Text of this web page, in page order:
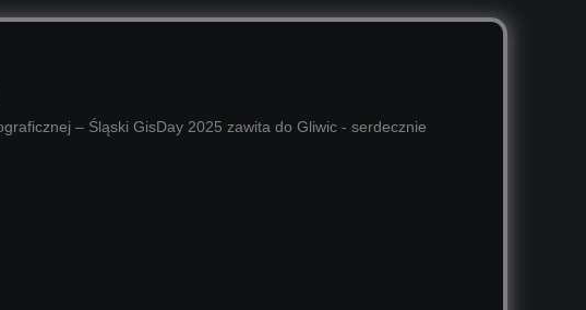
– Śląski GisDay 2025 zawita do Gliwic - serdecznie